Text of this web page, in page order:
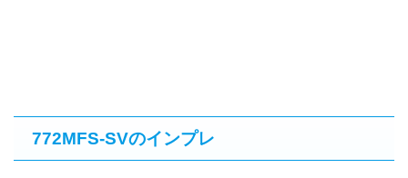
772MFS-SVのインプレ